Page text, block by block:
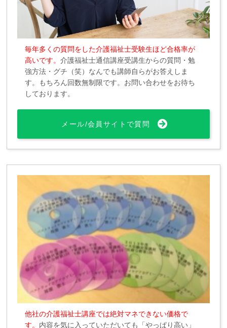
毎年多くの質問をした介護福祉士受験生ほど合格率が
高いです。介護福祉士通信講座受講生からの質問・勉
強方法・グチ（笑）なんでも講師自らがお答えしま
す。もちろん回数無制限です。お問い合わせをお待ち
しております。
メール/会員サイトで質問
他社の介護福祉士講座では絶対マネできない価格で
す。 内容を気に入っていただいても「やっぱり高い」